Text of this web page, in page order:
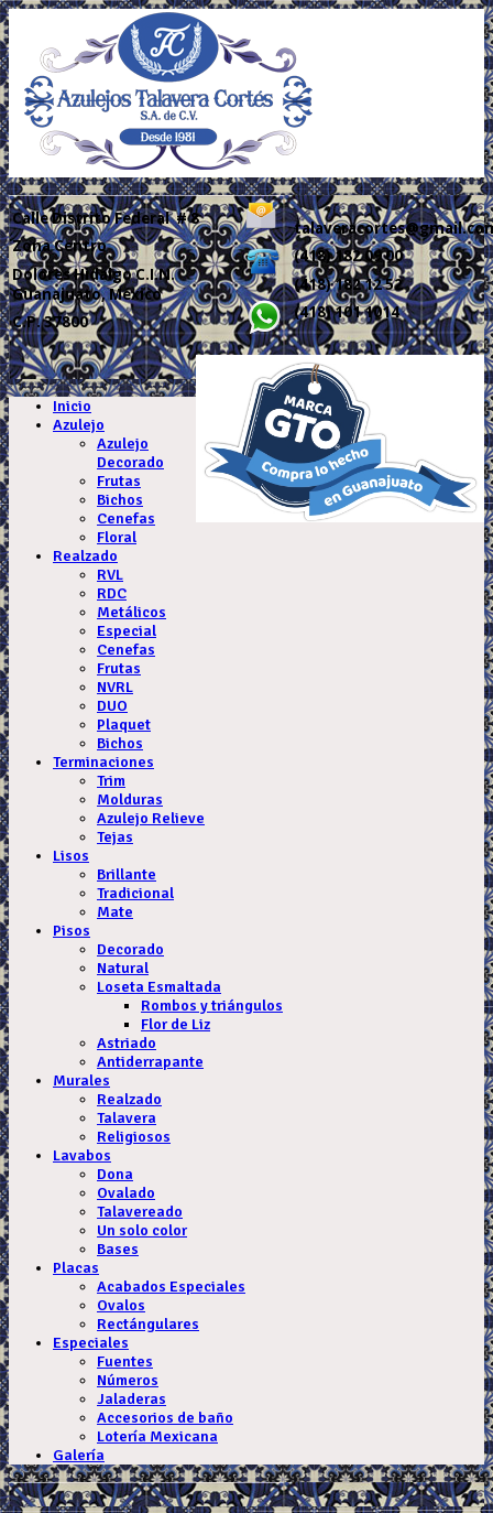
CalleDistrito Federal # 8
Zona Centro
Dolores Hidalgo C.I.N.
Guanajuato, México
C.P. 37800
(418) 182 09 00
(418) 182 12 52
(418) 101 1014
.
Inicio
Azulejo
Azulejo
Decorado
Frutas
Bichos
Cenefas
Floral
Realzado
RVL
RDC
Metálicos
Especial
Cenefas
Frutas
NVRL
DUO
Plaquet
Bichos
Terminaciones
Trim
Molduras
Azulejo Relieve
Tejas
Lisos
Brillante
Tradicional
Mate
Pisos
Decorado
Natural
Loseta Esmaltada
Rombos y triángulos
Flor de Liz
Astriado
Antiderrapante
Murales
Realzado
Talavera
Religiosos
Lavabos
Dona
Ovalado
Talavereado
Un solo color
Bases
Placas
Acabados Especiales
Ovalos
Rectángulares
Especiales
Fuentes
Números
Jaladeras
Accesorios de baño
Lotería Mexicana
Galería
.